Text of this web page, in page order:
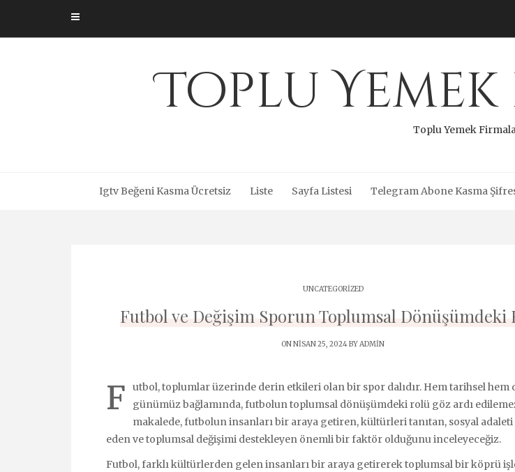
content
Toplu
Toplu Yemek
Igtv Beğeni Kasma Ücretsiz Liste Sayfa Listesi Telegram Abone Kasma
UNCATEGORIZED
Futbol ve Değişim Sporun Toplumsal Dönüşümdeki
ON NISAN 25, 2024 BYADMIN
F
utbol, toplumlar üzerinde derin etkileri olan bir spor dalıdır. Hem tarihsel hem
günümüz bağlamında, futbolun toplumsal dönüşümdeki rolü göz ardı
makalede, futbolun insanları bir araya getiren, kültürleri tanıtan, sosyal
eden ve toplumsal değişimi destekleyen önemli bir faktör olduğunu inceleyeceğiz.
Futbol, farklı kültürlerden gelen insanları bir araya getirerek toplumsal bir köprü